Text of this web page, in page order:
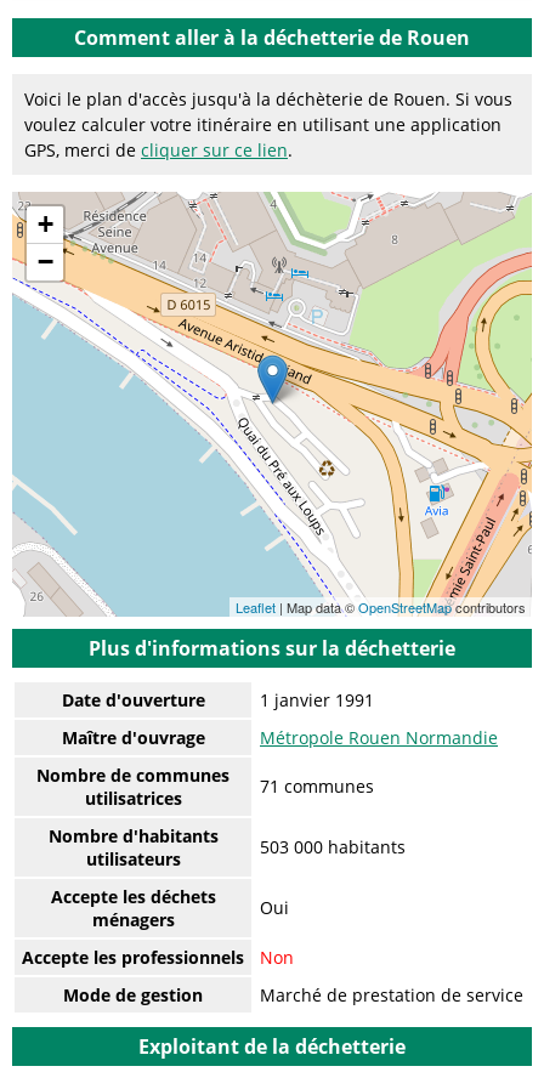
Comment aller à la déchetterie de Rouen
Voici le plan d'accès jusqu'à la déchèterie de Rouen. Si vous
voulez calculer votre itinéraire en utilisant une application
GPS, merci de cliquer sur ce lien.
+
−
Leaflet | Map data ©OpenStreetMapcontributors
Plus d'informations sur la déchetterie
Date d'ouverture
1 janvier 1991
Maître d'ouvrage
Métropole Rouen Normandie
Nombre de communes
utilisatrices
71 communes
Nombre d'habitants
utilisateurs
503 000 habitants
Accepte les déchets
ménagers
Oui
Accepte les professionnels
Non
Mode de gestion
Marché de prestation de service
Exploitant de la déchetterie